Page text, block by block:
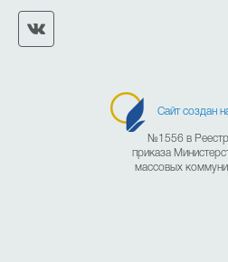
Сайт создан
№1556 в
приказа
массовых